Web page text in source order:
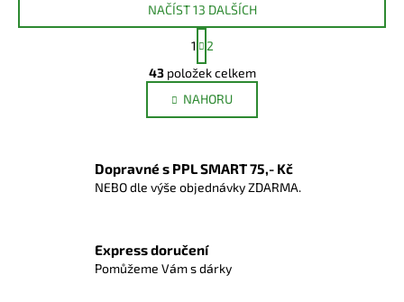
O
v
l
á
a
c
r
v
NAČÍST 13 DALŠÍCH
S
t
r
á
n
k
á
n
1
2
43položek celkem
NAHORU
Dopravné s PPL SMART 75,- Kč
NEBO dle výše objednávky ZDARMA.
Express doručení
Pomůžeme Vám s dárky